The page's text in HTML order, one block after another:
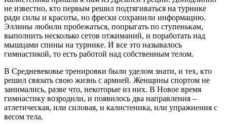
не известно, кто первым решил подтягиваться на турнике
ради силы и красоты, но фрески сохранили информацию.
Эллины любили пробежаться, попрыгать по ступенькам,
выполнить несколько сетов отжиманий, и поработать над
мышцами спины на турнике. И все это называлось
гимнастикой, то есть работой над собственным телом.
В Средневековье тренировки были уделом знати, и тех, кто
решил связать свою жизнь с армией. Женщины спортом не
занимались, разве что, некоторые из них. В Новое время
гимнастику возродили, и появилось два направления –
атлетическая, или силовая, и калистеника, или упражнения с
весом тела.